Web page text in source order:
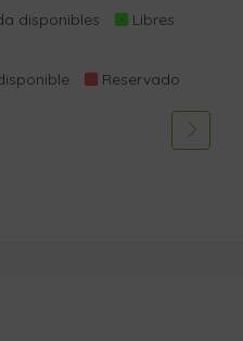
disponibles Libres
Reservado